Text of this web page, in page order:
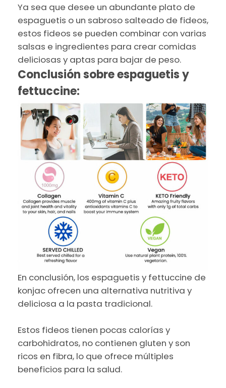
Ya sea que desee un abundante plato de
espaguetis o un sabroso salteado de fideos,
estos fideos se pueden combinar con varias
salsas e ingredientes para crear comidas
deliciosas y aptas para bajar de peso.
Conclusión sobre espaguetis y
fettuccine:
En conclusión, los espaguetis y fettuccine de
konjac ofrecen una alternativa nutritiva y
deliciosa a la pasta tradicional.
Estos fideos tienen pocas calorías y
carbohidratos, no contienen gluten y son
ricos en fibra, lo que ofrece múltiples
beneficios para la salud.